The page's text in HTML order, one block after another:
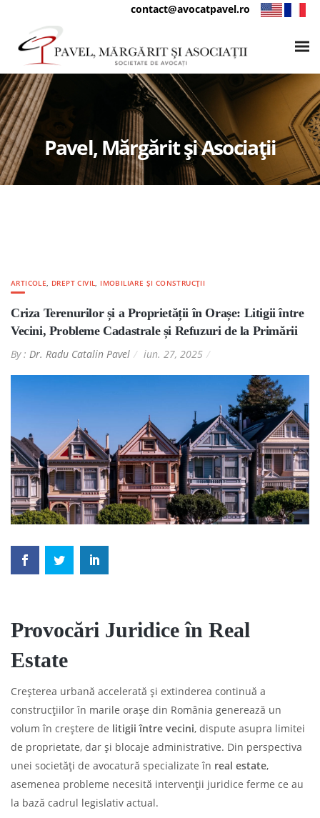
contact@avocatpavel.ro
Pavel, Mărgărit și Asociații
ARTICOLE, DREPT CIVIL, IMOBILIARE ȘI CONSTRUCȚII
Criza Terenurilor și a Proprietății în Orașe: Litigii între
Vecini, Probleme Cadastrale și Refuzuri de la Primării
By : Dr. Radu Catalin Pavel iun. 27, 2025
Provocări Juridice în Real
Estate
Creșterea urbană accelerată și extinderea continuă a
construcțiilor în marile orașe din România generează un
volum în creștere de litigii între vecini, dispute asupra limitei
de proprietate, dar și blocaje administrative. Din perspectiva
unei societăți de avocatură specializate în real estate,
asemenea probleme necesită intervenții juridice ferme ce au
la bază cadrul legislativ actual.